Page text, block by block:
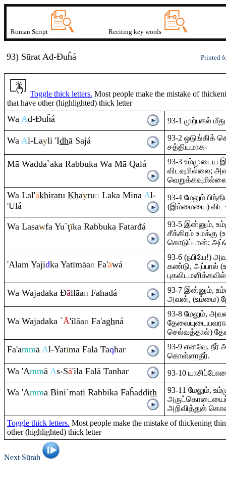
Roman Script Reciting key words
93) Sūrat Ađ-Đuĥá Printed
Toggle thick letters. Most people make the mistake of
that have other (highlighted) thick letter
Wa Ađ-Đuĥá 93-1 முற்பகல்
Wa Al-Layli 'Idhā Sajá
93-2 ஒடுங்கிக்
சத்தியமாக-
Mā Wadda`aka Rabbuka Wa Mā Qalá
93-3
விடவுமில்லை;
Wa Lal'ākhiratu Khayrun Laka Mina Al-
'Ūlá
93-4 மேலும்
(இம்மையை) விட
Wa Lasawfa Yu`ţīka Rabbuka Fatarđá
93-5 இன்னும்,
சீக்கிரம் உமக்கு
கொடுப்பான்;
'Alam Yajidka Yatīmāan Fa'āwá
93-6 (நபியே!)
கண்டு, அப்பால்
Wa Wajadaka Đāllāan Fahadá
93-7 இன்னும்,
அவன், (உம்மை)
Wa Wajadaka `Ā'ilāan Fa'aghná
93-8 மேலும்,
செல்வத்தால்)
Fa'ammā Al-Yatīma Falā Taqhar
93-9 எனவே, நீர்
கொள்ளாதீர்.
Wa 'Ammā As-Sā'ila Falā Tanhar 93-10
Wa 'Ammā Bini`mati Rabbika Faĥaddith
93-11 மேலும்,
அருட்கொடையைப்
அறிவித்துக்
Toggle thick letters. Most people make the mistake of thickening
other (highlighted) thick letter
Next Sūrah